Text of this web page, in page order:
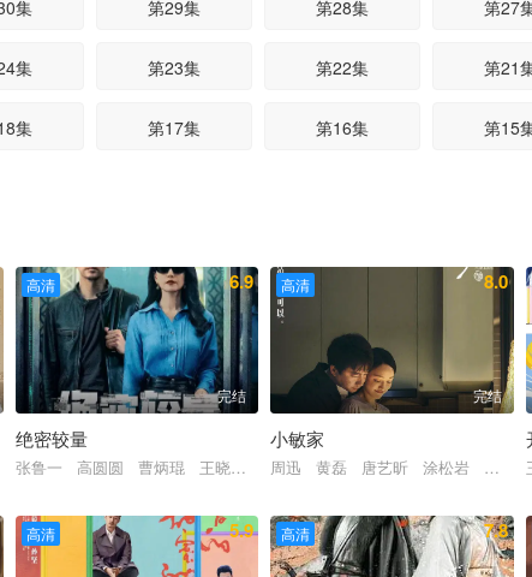
集 第29集 第28集 第27
集 第23集 第22集 第21
集 第17集 第16集 第15
明明 程琤 傅淼 徐海
高清 6.9
完结
绝密较量
张鲁一 高圆圆 曹炳琨 王晓晨 成泰燊 石兆琪 林永健 于济玮 李
高清 8.0
完结
小敏家
周迅 黄磊 唐艺昕 涂松岩 刘莉
高清 5.9 高清 7.8